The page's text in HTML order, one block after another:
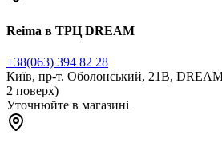
Reima в ТРЦ DREAM
+38(063) 394 82 28
Київ, пр-т. Оболонський, 21В,
2 поверх)
Уточнюйте в магазині